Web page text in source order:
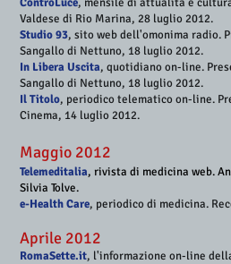
Valdese di Rio Marina, 28 luglio 2012.
Studio 93, sito web dell'omonima radio.
Sangallo di Nettuno, 18 luglio 2012.
In Libera Uscita, quotidiano on-line.
Sangallo di Nettuno, 18 luglio 2012.
Il Titolo, periodico telematico on-line.
Cinema, 14 luglio 2012.
Maggio 2012
Telemeditalia, rivista di medicina web.
Silvia Tolve.
e-Health Care, periodico di medicina.
Aprile 2012
RomaSette.it, l'informazione on-line